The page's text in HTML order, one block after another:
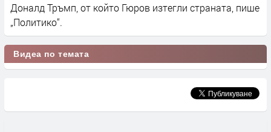
Доналд Тръмп, от който Гюров изтегли страната, пише
„Политико“.
Видеа по темата